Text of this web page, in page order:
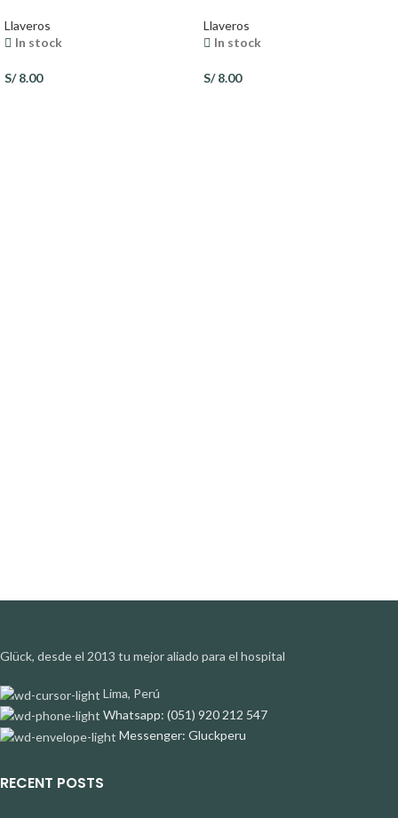
Llaveros
In stock
S/8.00
Llaveros
In stock
S/8.00
Glück, desde el 2013 tu mejor aliado para el hospital
Lima, Perú
Whatsapp: (051) 920 212 547
Messenger: Gluckperu
RECENT POSTS